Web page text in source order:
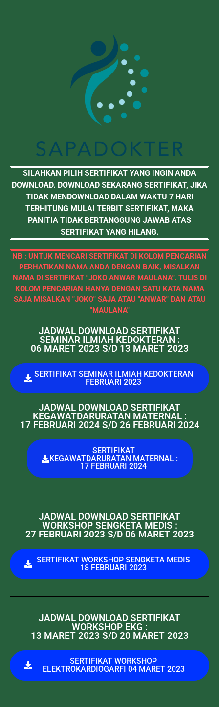
SILAHKAN PILIH SERTIFIKAT YANG INGIN ANDA
DOWNLOAD. DOWNLOAD SEKARANG SERTIFIKAT, JIKA
TIDAK MENDOWNLOAD DALAM WAKTU 7 HARI
TERHITUNG MULAI TERBIT SERTIFIKAT, MAKA
PANITIA TIDAK BERTANGGUNG JAWAB ATAS
SERTIFIKAT YANG HILANG.
NB : UNTUK MENCARI SERTIFIKAT DI KOLOM PENCARIAN
PERHATIKAN NAMA ANDA DENGAN BAIK, MISALKAN
NAMA DI SERTIFIKAT "JOKO ANWAR MAULANA". TULIS DI
KOLOM PENCARIAN HANYA DENGAN SATU KATA NAMA
SAJA MISALKAN "JOKO" SAJA ATAU "ANWAR" DAN ATAU
"MAULANA"
JADWAL DOWNLOAD SERTIFIKAT
SEMINAR ILMIAH KEDOKTERAN :
06 MARET 2023 S/D 13 MARET 2023
SERTIFIKAT SEMINAR ILMIAH KEDOKTERAN
FEBRUARI 2023
JADWAL DOWNLOAD SERTIFIKAT
KEGAWATDARURATAN MATERNAL :
17 FEBRUARI 2024 S/D 26 FEBRUARI 2024
SERTIFIKAT
KEGAWATDARURATAN MATERNAL :
17 FEBRUARI 2024
JADWAL DOWNLOAD SERTIFIKAT
WORKSHOP SENGKETA MEDIS :
27 FEBRUARI 2023 S/D 06 MARET 2023
SERTIFIKAT WORKSHOP SENGKETA MEDIS
18 FEBRUARI 2023
JADWAL DOWNLOAD SERTIFIKAT
WORKSHOP EKG :
13 MARET 2023 S/D 20 MARET 2023
SERTIFIKAT WORKSHOP
ELEKTROKARDIOGARFI 04 MARET 2023